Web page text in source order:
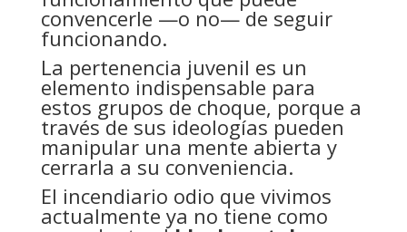
convencerle —o no— de seguir
funcionando.
La pertenencia juvenil es un
elemento indispensable para
estos grupos de choque, porque a
través de sus ideologías pueden
manipular una mente abierta y
cerrarla a su conveniencia.
El incendiario odio que vivimos
actualmente ya no tiene como